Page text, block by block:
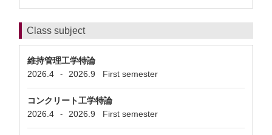
Class subject
維持管理工学特論
2026.4
- 2026.9 First semester
コンクリート工学特論
2026.4
- 2026.9 First semester